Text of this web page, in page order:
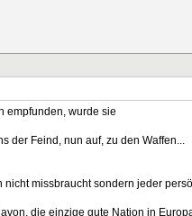
empfunden, wurde sie
der Feind, nun auf, zu den Waffen...
missbraucht sondern jeder
die einzige gute Nation in